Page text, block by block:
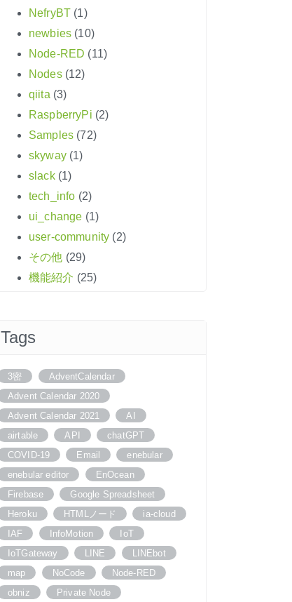
NefryBT (1)
newbies (10)
Node-RED (11)
Nodes(12)
qiita (3)
RaspberryPi (2)
Samples (72)
skyway(1)
slack(1)
tech_info (2)
ui_change (1)
user-community (2)
その他 (29)
機能紹介 (25)
Tags
3密
AdventCalendar
Advent Calendar 2020
Advent Calendar 2021
AI
airtable
API
chatGPT
COVID-19
Email
enebular
enebular editor
EnOcean
Firebase
Google Spreadsheet
Heroku
HTMLノード
ia-cloud
IAF
InfoMotion
IoT
IoTGateway
LINE
LINEbot
map
NoCode
Node-RED
obniz
Private Node